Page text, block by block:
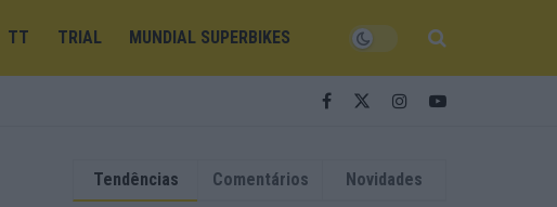
TT TRIAL MUNDIAL SUPERBIKES
Tendências Comentários Novidades